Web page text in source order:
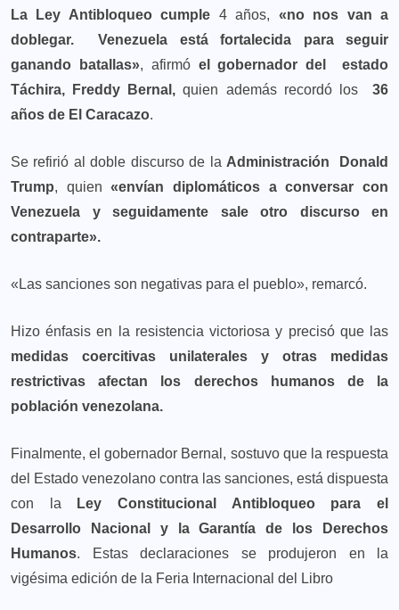
La Ley Antibloqueo cumple 4 años, «no nos van a
doblegar. Venezuela está fortalecida para seguir
ganando batallas», afirmó el gobernador del estado
Táchira, Freddy Bernal, quien además recordó los 36
años de El Caracazo.
Se refirió al doble discurso de laAdministración Donald
Trump, quien «envían diplomáticos a conversar con
Venezuela y seguidamente sale otro discurso en
contraparte».
«Las sanciones son negativas para el pueblo», remarcó.
Hizo énfasis en la resistencia victoriosa y precisó que las
medidas coercitivas unilaterales y otras medidas
restrictivas
afectan los derechos humanos de la
población venezolana.
Finalmente, el gobernador Bernal, sostuvo que la respuesta
del Estado venezolano contra las sanciones, está dispuesta
con la
Ley Constitucional Antibloqueo para el
Desarrollo Nacional y la Garantía de los Derechos
Humanos. Estas declaraciones se produjeron en la
vigésima edición de la Feria Internacional del Libro